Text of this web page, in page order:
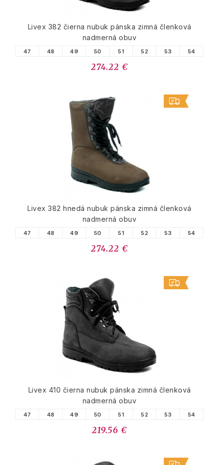
Livex 382 čierna nubuk pánska zimná členková
nadmerná obuv
47 48 49 50 51 52 53 54
274.22 €
Livex 382 hnedá nubuk pánska zimná členková
nadmerná obuv
47 48 49 50 51 52 53 54
274.22 €
Livex 410 čierna nubuk pánska zimná členková
nadmerná obuv
47 48 49 50 51 52 53 54
219.56 €